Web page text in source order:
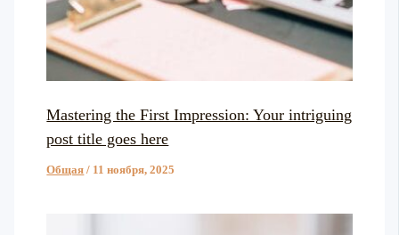
Mastering the First Impression: Your intriguing
post title goes here
Общая / 11 ноября, 2025